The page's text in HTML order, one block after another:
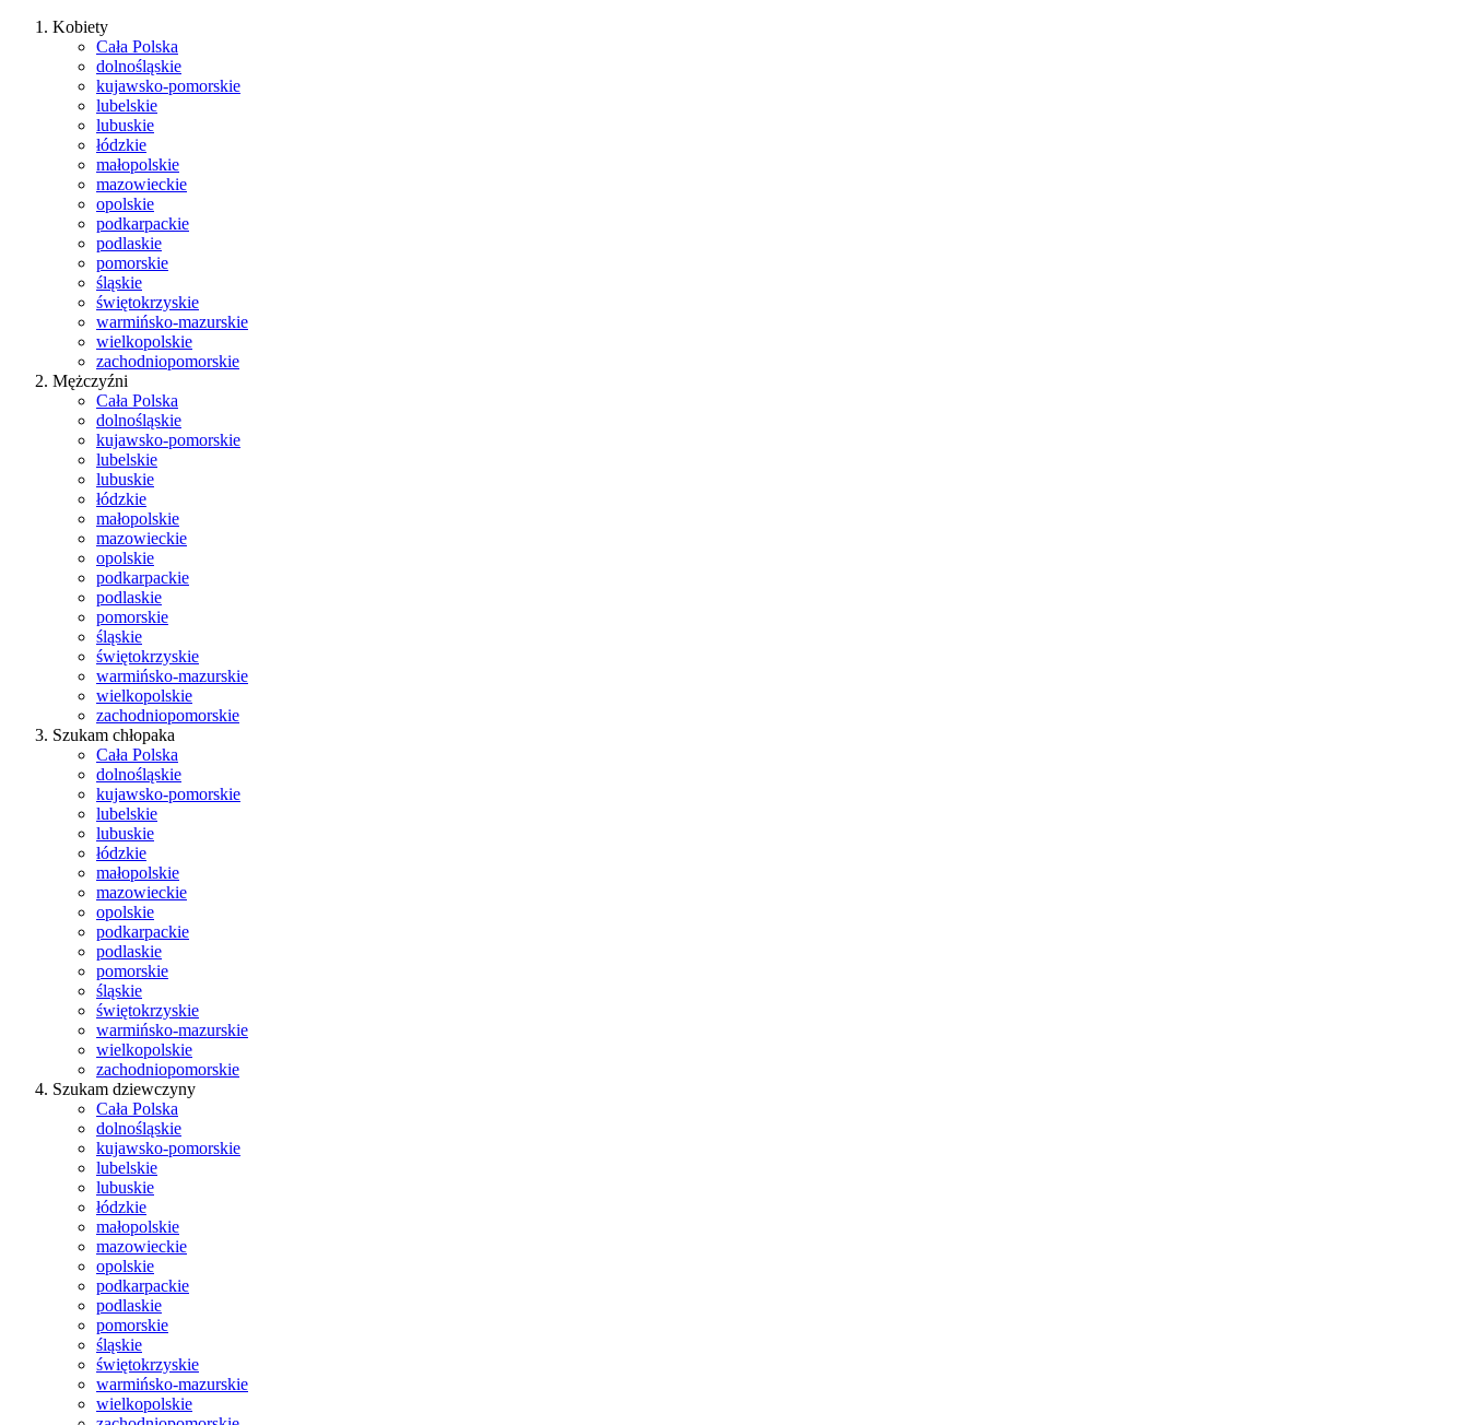
Kobiety
Cała Polska
dolnośląskie
kujawsko-pomorskie
lubelskie
lubuskie
łódzkie
małopolskie
mazowieckie
opolskie
podkarpackie
podlaskie
pomorskie
śląskie
świętokrzyskie
warmińsko-mazurskie
wielkopolskie
zachodniopomorskie
Mężczyźni
Cała Polska
dolnośląskie
kujawsko-pomorskie
lubelskie
lubuskie
łódzkie
małopolskie
mazowieckie
opolskie
podkarpackie
podlaskie
pomorskie
śląskie
świętokrzyskie
warmińsko-mazurskie
wielkopolskie
zachodniopomorskie
Szukam chłopaka
Cała Polska
dolnośląskie
kujawsko-pomorskie
lubelskie
lubuskie
łódzkie
małopolskie
mazowieckie
opolskie
podkarpackie
podlaskie
pomorskie
śląskie
świętokrzyskie
warmińsko-mazurskie
wielkopolskie
zachodniopomorskie
Szukam dziewczyny
Cała Polska
dolnośląskie
kujawsko-pomorskie
lubelskie
lubuskie
łódzkie
małopolskie
mazowieckie
opolskie
podkarpackie
podlaskie
pomorskie
śląskie
świętokrzyskie
warmińsko-mazurskie
wielkopolskie